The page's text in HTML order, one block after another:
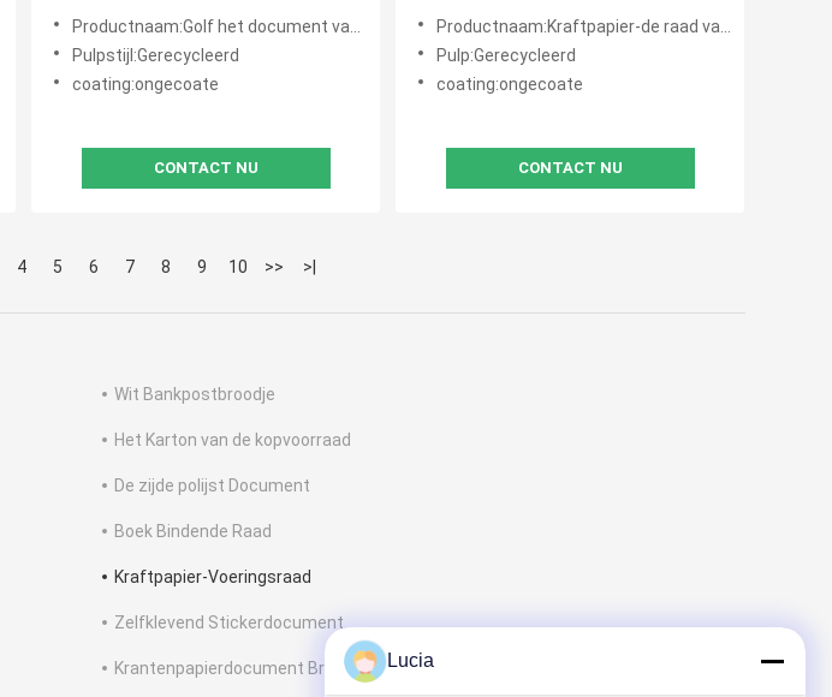
Broodje voor Vakje 80gsm 90gsm
110gsm
Productnaam:Golf het document van kraftpapier voering broodje
Pulpstijl:Gerecycleerd
coating:ongecoate
CONTACT NU
Pulpkraftpapier 230gsm 250gsm
300gsm
Productnaam:Kraftpapier-de raad van de voeringskaart
Pulp:Gerecycleerd
coating:ongecoate
CONTACT NU
4 5 6 7 8 9 10 >> >|
Wit Bankpostbroodje
Het Karton van de kopvoorraad
De zijde polijst Document
Boek Bindende Raad
Kraftpapier-Voeringsraad
Zelfklevend Stickerdocument
Krantenpapierdocument Broodje Lucia